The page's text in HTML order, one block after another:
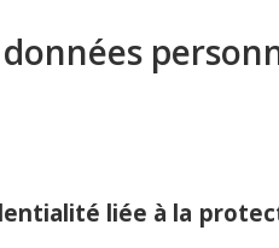
liée à la